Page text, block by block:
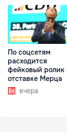
По соцсетям
расходится
фейковый ролик
отставке Мерца
вчера